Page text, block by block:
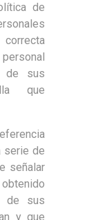
de
de sus
que
serie de
señalar
de sus
y que